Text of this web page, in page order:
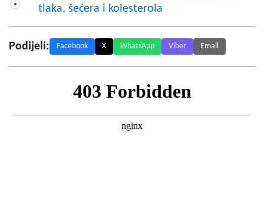
tlaka, šećera i kolesterola
Podijeli: Facebook X WhatsApp Viber Email